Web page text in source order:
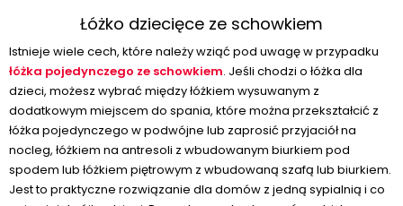
Łóżko dziecięce ze schowkiem
Istnieje wiele cech, które należy wziąć pod uwagę w przypadku
łóżka pojedynczego ze schowkiem. Jeśli chodzi o łóżka dla
dzieci, możesz wybrać między łóżkiem wysuwanym z
dodatkowym miejscem do spania, które można przekształcić z
łóżka pojedynczego w podwójne lub zaprosić przyjaciół na
nocleg, łóżkiem na antresoli z wbudowanym biurkiem pod
spodem lub łóżkiem piętrowym z wbudowaną szafą lub biurkiem.
Jest to praktyczne rozwiązanie dla domów z jedną sypialnią i co